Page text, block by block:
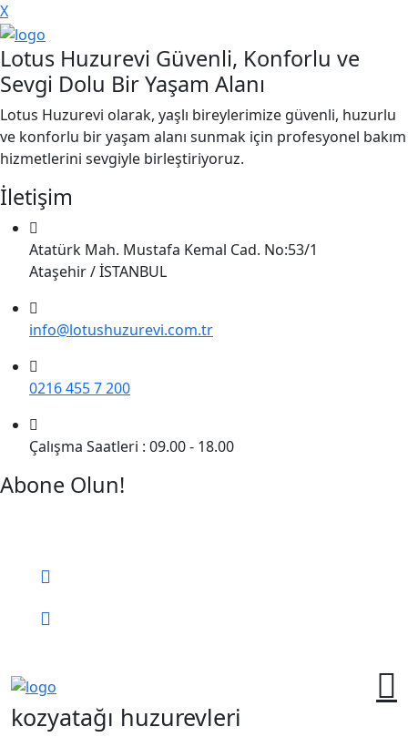
X
Lotus Huzurevi Güvenli, Konforlu ve
Sevgi Dolu Bir Yaşam Alanı
Lotus Huzurevi olarak, yaşlı bireylerimize güvenli, huzurlu
ve konforlu bir yaşam alanı sunmak için profesyonel bakım
hizmetlerini sevgiyle birleştiriyoruz.
İletişim
Atatürk Mah. Mustafa Kemal Cad. No:53/1
Ataşehir / İSTANBUL
info@lotushuzurevi.com.tr
0216 455 7 200
Çalışma Saatleri : 09.00 - 18.00
Abone Olun!
kozyatağı huzurevleri